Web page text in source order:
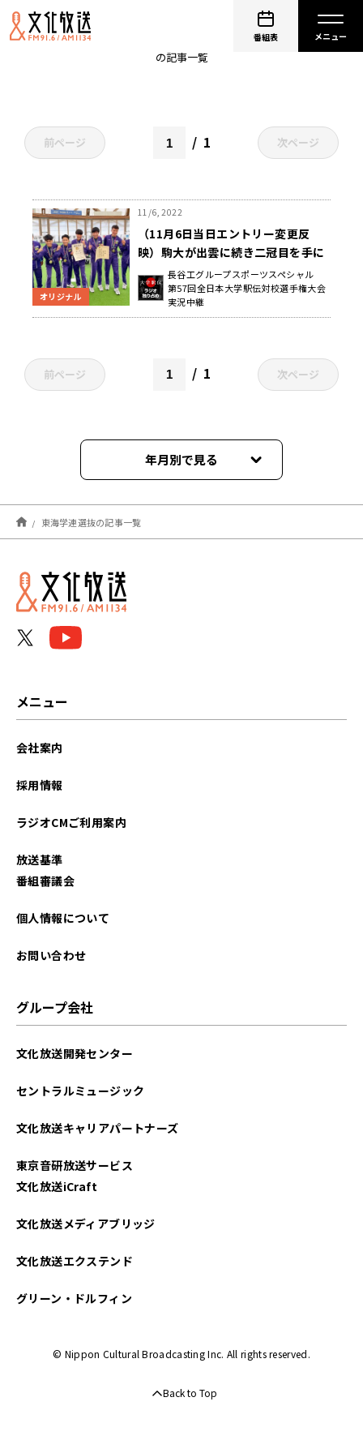
番組表
の記事一覧
前ページ 1 次ページ
オリジナル
11/6, 2022
（11月6日当日エントリー変更反
映）駒大が出雲に続き二冠目を手に
するか?! はたまた、青山学院大、國
學院大が阻止するか?! ～ 長谷工グル
ープスポーツスペシャル 第54回全日
長谷工グループスポーツスペシャル
第57回全日本大学駅伝対校選手権大会
実況中継
前ページ 1 次ページ
年月別で見る
2025年10月
2024年10月
2023年11月
東海学連選抜の記事一覧
メニュー
会社案内
採用情報
ラジオCMご利用案内
放送基準
番組審議会
個人情報について
お問い合わせ
グループ会社
文化放送開発センター
セントラルミュージック
文化放送キャリアパートナーズ
東京音研放送サービス
文化放送iCraft
文化放送メディアブリッジ
文化放送エクステンド
グリーン・ドルフィン
© Nippon Cultural Broadcasting Inc. All rights reserved.
Back to Top